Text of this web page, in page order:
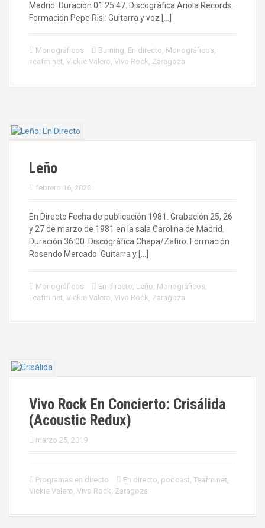
Madrid. Duración 01:25:47. Discográfica Ariola Records.
Formación Pepe Risi: Guitarra y voz […]
Monográficos Burning, En directo, Monográficos,
Teafm.net, Vickie Valero, Vivo Rock, Zaragoza
Leño
febrero 16, 2020
En Directo Fecha de publicación 1981. Grabación 25, 26
y 27 de marzo de 1981 en la sala Carolina de Madrid.
Duración 36:00. Discográfica Chapa/Zafiro. Formación
Rosendo Mercado: Guitarra y […]
Monográficos En directo, Leño, Monográficos,
Teafm.net, Vickie Valero, Vivo Rock, Zaragoza
Vivo Rock En Concierto: Crisálida
(Acoustic Redux)
marzo 25, 2019
Programas en directo En directo, podcast, Teafm.net,
Vickie Valero, Vivo Rock, Zaragoza